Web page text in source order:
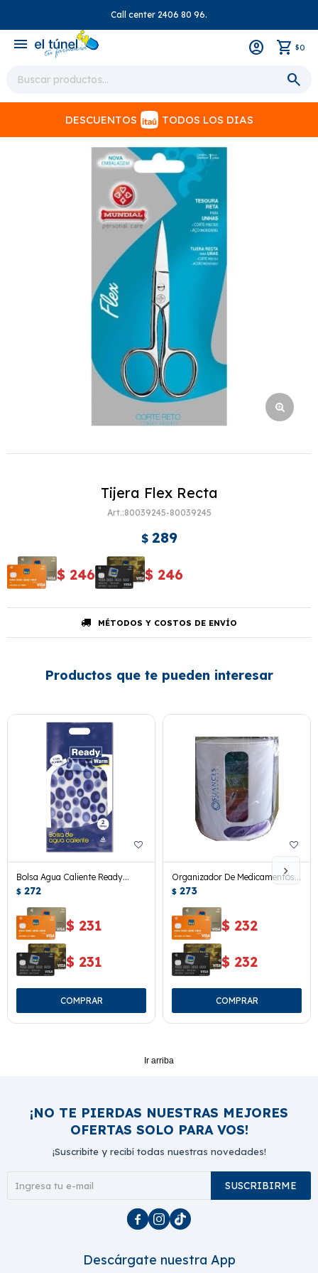
Call center 2406 80 96.
menu $0
DESCUENTOS TODOS LOS DIAS
Tijera Flex Recta
80039245-80039245
$ 289
$ 246 $ 246
MÉTODOS Y COSTOS DE ENVÍO
Productos que te pueden interesar
Bolsa Agua Caliente Ready
Warm C/forro 2lts.
$ 272
$ 231
$ 231
Organizador De Medicamentos
Semanal Suances
$ 273
$ 232
$ 232
Ir arriba
¡NO TE PIERDAS NUESTRAS MEJORES
OFERTAS SOLO PARA VOS!
¡Suscribite y recibí todas nuestras novedades!
SUSCRIBIRME
  
Descárgate nuestra App
close